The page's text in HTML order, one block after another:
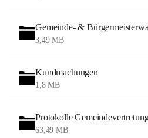
Gemeinde- &
3,49 MB
Kundmachungen
1,8 MB
Protokolle
63,49 MB